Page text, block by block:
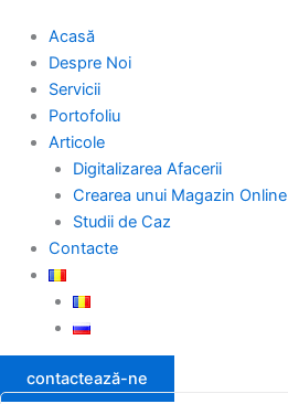
Acasă
Despre Noi
Servicii
Portofoliu
Articole
Digitalizarea Afacerii
Crearea unui Magazin Online
Studii de Caz
Contacte
contactează-ne